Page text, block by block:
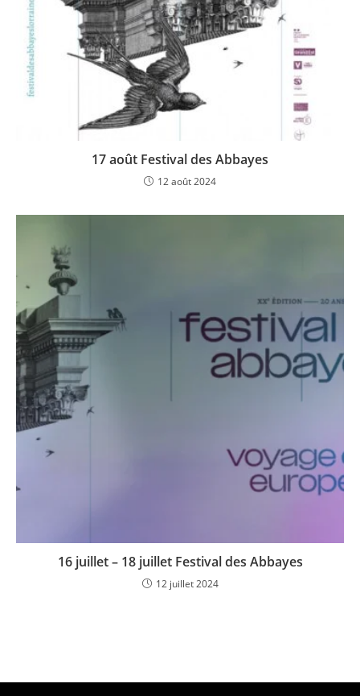
17 août Festival des Abbayes
12 août 2024
16 juillet – 18 juillet Festival des Abbayes
12 juillet 2024